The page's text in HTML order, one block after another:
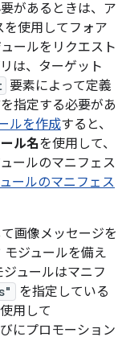
があるときは、ア
を使用してフォア
ールをリクエスト
は、ターゲット
要素によって定義
指定する必要があ
ルを作成すると、
ル名を使用して、
ールのマニフェス
ールのマニフェス
画像メッセージを
ジュールを備え
ュールはマニフ
を指定している
用して
にプロモーション